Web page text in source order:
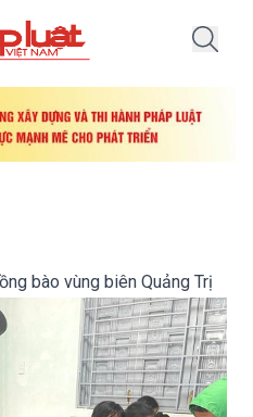
bào vùng biên Quảng Trị